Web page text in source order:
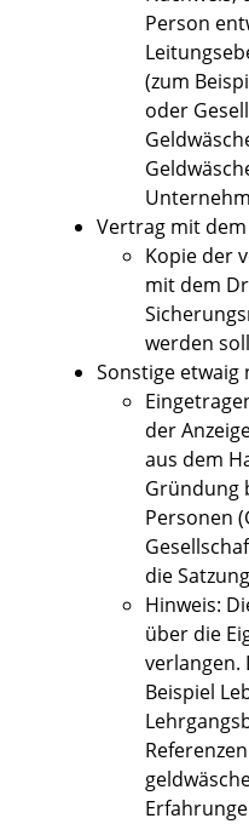
Person
(zum
oder
Vertrag mit
Kopie der
mit dem
werden
Sonstige
der
aus dem
Gründung
Personen
die
Hinweis:
über die
verlangen.
Beispiel